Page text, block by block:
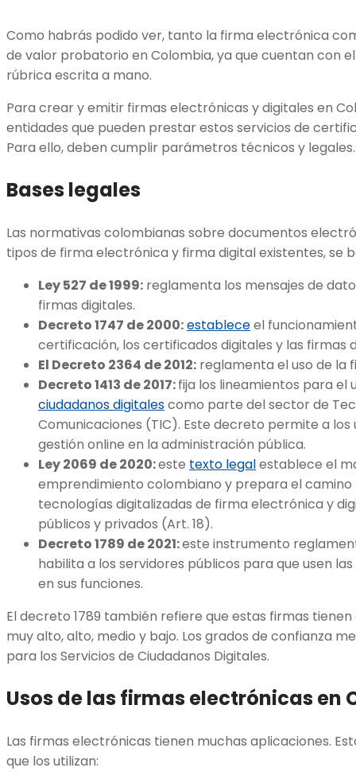
Como habrás podido ver, tanto la firma electrónica
de valor probatorio en Colombia, ya que cuentan con
rúbrica escrita a mano.
Para crear y emitir firmas electrónicas y digitales en
entidades que pueden prestar estos servicios de
Para ello, deben cumplir parámetros técnicos y legales.
Bases legales
Las normativas colombianas sobre documentos
tipos de firma electrónica y firma digital existentes, se
Ley 527 de 1999: reglamenta los mensajes de
firmas digitales.
Decreto 1747 de 2000:estableceel
certificación, los certificados digitales y las firmas
El Decreto 2364 de 2012: reglamenta el uso de la
Decreto 1413 de 2017:fija los lineamientos para el
ciudadanos digitalescomo parte del sector de
Comunicaciones (TIC). Este decreto permite a los
gestión online en la administración pública.
Ley 2069 de 2020:este texto legalestablece el
emprendimiento colombiano y prepara el camino
tecnologías digitalizadas de firma electrónica y
públicos y privados (Art. 18).
Decreto 1789 de 2021:este instrumento
habilita a los servidores públicos para que usen
en sus funciones.
El decreto 1789 también refiere que estas firmas
muy alto, alto, medio y bajo. Los grados de confianza
para los Servicios de Ciudadanos Digitales.
Usos de las firmas electrónicas en
Las firmas electrónicas tienen muchas aplicaciones.
que los utilizan: